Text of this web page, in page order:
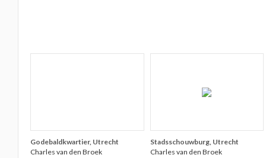
Godebaldkwartier, Utrecht
Charles van den Broek
Stadsschouwburg, Utrecht
Charles van den Broek